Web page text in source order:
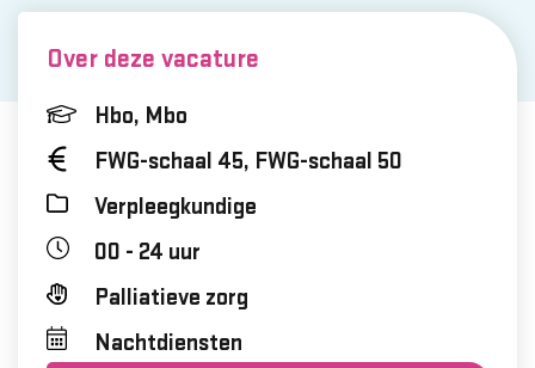
Over deze vacature
Hbo, Mbo
FWG-schaal 45, FWG-schaal 50
Verpleegkundige
00 - 24 uur
Palliatieve zorg
Nachtdiensten